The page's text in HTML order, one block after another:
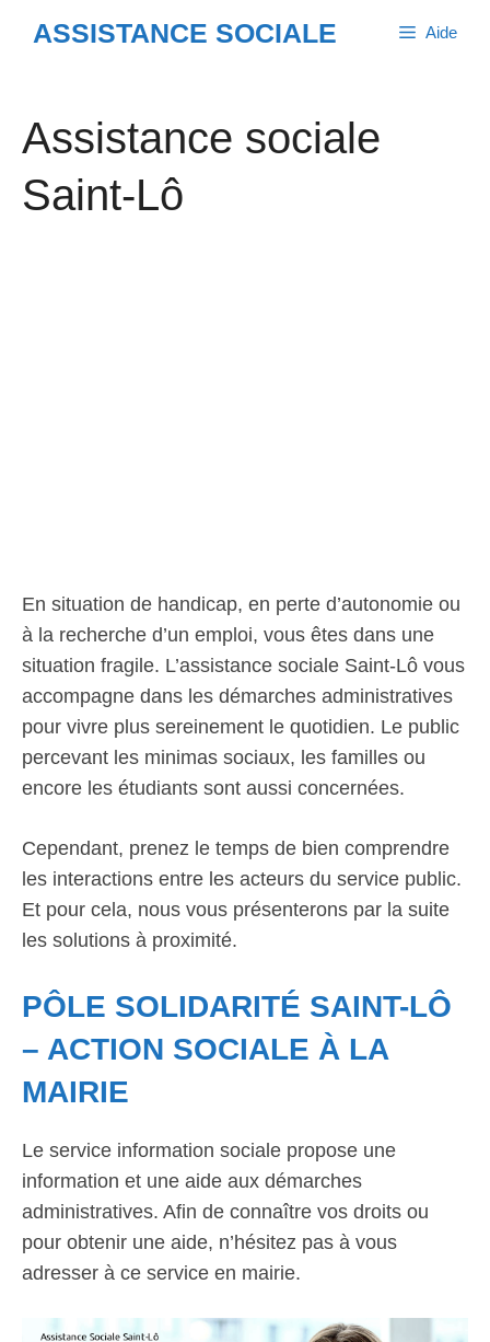
ASSISTANCE SOCIALE Aide
Assistance sociale
Saint-Lô
En situation de handicap, en perte d’autonomie ou
à la recherche d’un emploi, vous êtes dans une
situation fragile. L’assistance sociale Saint-Lô vous
accompagne dans les démarches administratives
pour vivre plus sereinement le quotidien. Le public
percevant les minimas sociaux, les familles ou
encore les étudiants sont aussi concernées.
Cependant, prenez le temps de bien comprendre
les interactions entre les acteurs du service public.
Et pour cela, nous vous présenterons par la suite
les solutions à proximité.
PÔLE SOLIDARITÉ SAINT-LÔ
– ACTION SOCIALE À LA
MAIRIE
Le service information sociale propose une
information et une aide aux démarches
administratives. Afin de connaître vos droits ou
pour obtenir une aide, n’hésitez pas à vous
adresser à ce service en mairie.